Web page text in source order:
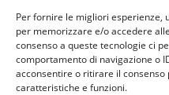
Per fornire le migliori esperienze,
per memorizzare e/o accedere
consenso a queste tecnologie ci
comportamento di navigazione o
acconsentire o ritirare il
caratteristiche e funzioni.
Informativa Privacy Beneficiari
PERSONE ASSISTITE